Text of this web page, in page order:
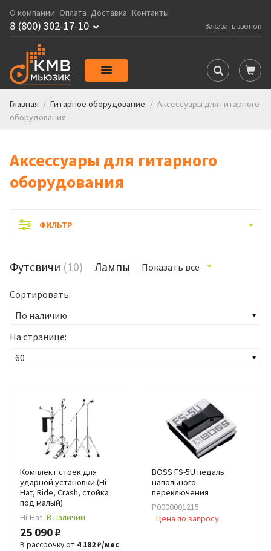
О компании Оплата Доставка Контакты
Заказать звонок
8 (800) 302-17-10
Главная / Гитарное оборудование / Аксессуары для гитарного
оборудования
Аксессуары для гитарного
оборудования
ФИЛЬТР
Футсвичи (10) Лампы Показать все
Сортировать:
На странице:
Комплект стоек для
ударной установки (Hi-
Hat, Ride, Crash, стойка
под малый)
Hi-Hat В наличии
25 090 ₽
В рассрочку от 4 182 ₽/мес
BOSS FS-5U педаль
напольного
переключения
Р0000001215
Цена по запросу